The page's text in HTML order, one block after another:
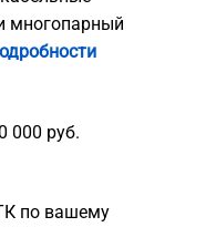
многопарный
000 руб.
по вашему